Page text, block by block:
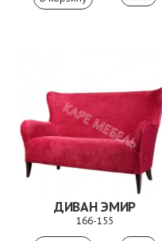
ДИВАН ЭМИР
166-155